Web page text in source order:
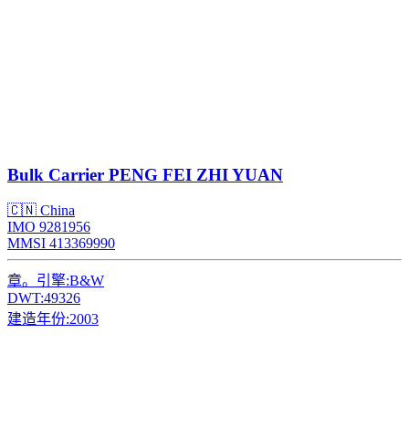
Bulk Carrier PENG FEI ZHI YUAN
🇨🇳 China
IMO 9281956
MMSI 413369990
章。引擎:B&W
DWT:49326
建造年份:2003